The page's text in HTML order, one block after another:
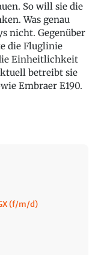
So will sie die
Was genau
nicht. Gegenüber
die Fluglinie
Einheitlichkeit
betreibt sie
Embraer E190.
(f/m/d)